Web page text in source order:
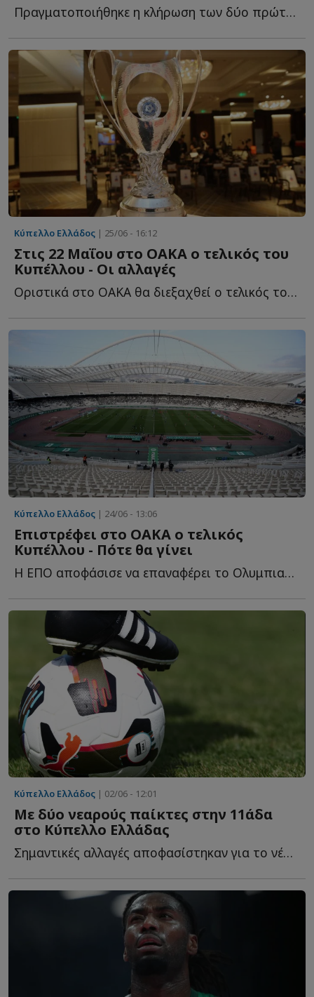
Πραγματοποιήθηκε η κλήρωση των δύο πρώτων προκριματικών γ...
Κύπελλο Ελλάδος | 25/06 - 16:12
Στις 22 Μαΐου στο ΟΑΚΑ ο τελικός του
Κυπέλλου - Οι αλλαγές
Οριστικά στο ΟΑΚΑ θα διεξαχθεί ο τελικός του Κύπελλο Ε...
Κύπελλο Ελλάδος | 24/06 - 13:06
Επιστρέφει στο ΟΑΚΑ ο τελικός
Κυπέλλου - Πότε θα γίνει
Η ΕΠΟ αποφάσισε να επαναφέρει το Ολυμπιακό Στάδιο σαν έ...
Κύπελλο Ελλάδος | 02/06 - 12:01
Με δύο νεαρούς παίκτες στην 11άδα
στο Κύπελλο Ελλάδας
Σημαντικές αλλαγές αποφασίστηκαν για το νέο φορμάτ τ...